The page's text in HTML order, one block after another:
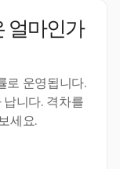
얼마인가
로 운영됩니다.
니다. 격차를
세요.